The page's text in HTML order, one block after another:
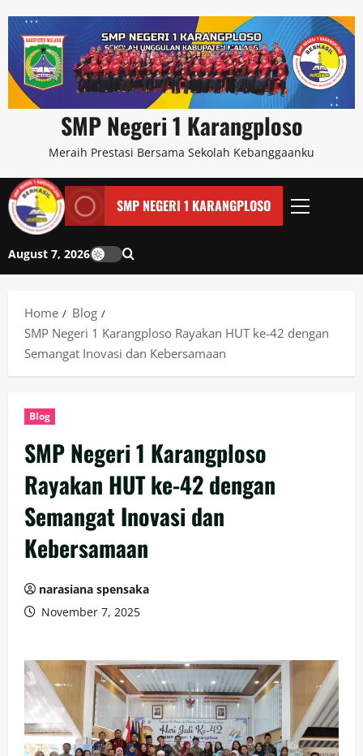
SMP Negeri 1 Karangploso
Meraih Prestasi Bersama Sekolah Kebanggaanku
SMP NEGERI 1 KARANGPLOSO
August 7, 2026
Home
Blog
SMP Negeri 1 Karangploso Rayakan HUT ke-42 dengan
Semangat Inovasi dan Kebersamaan
Blog
SMP Negeri 1 Karangploso
Rayakan HUT ke-42 dengan
Semangat Inovasi dan
Kebersamaan
narasiana spensaka
November 7, 2025